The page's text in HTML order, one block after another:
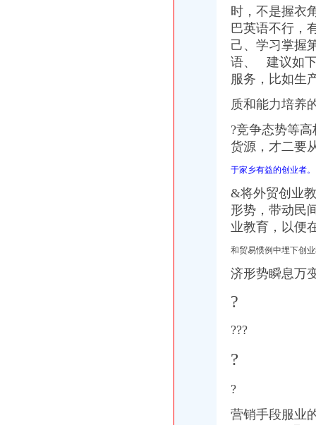
时，不是握衣
巴英语不行，
己、学习掌握
语、 建议如
服务，比如生
质和能力培养
?竞争态势等
货源，才二要
于家乡有益的创业者。
&将外贸创业
形势，带动民
业教育，以便
和贸易惯例中埋下创
济形势瞬息万
?
???
?
?
营销手段服业